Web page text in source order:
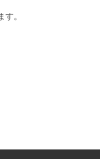
。